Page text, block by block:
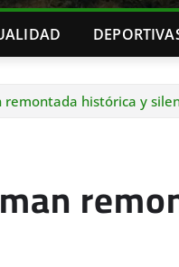
remontada histórica y